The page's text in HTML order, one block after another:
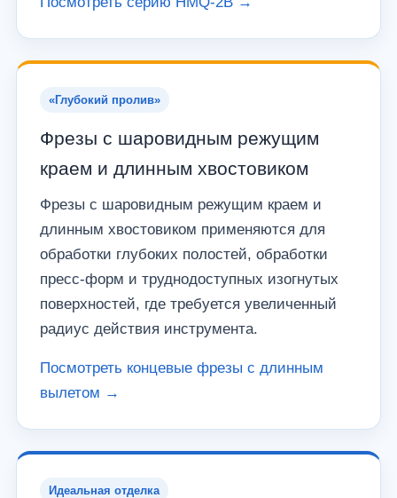
«Глубокий пролив»
Фрезы с шаровидным режущим
краем и длинным хвостовиком
Фрезы с шаровидным режущим краем и
длинным хвостовиком применяются для
обработки глубоких полостей, обработки
пресс-форм и труднодоступных изогнутых
поверхностей, где требуется увеличенный
радиус действия инструмента.
Посмотреть концевые фрезы с длинным
вылетом →
Идеальная отделка